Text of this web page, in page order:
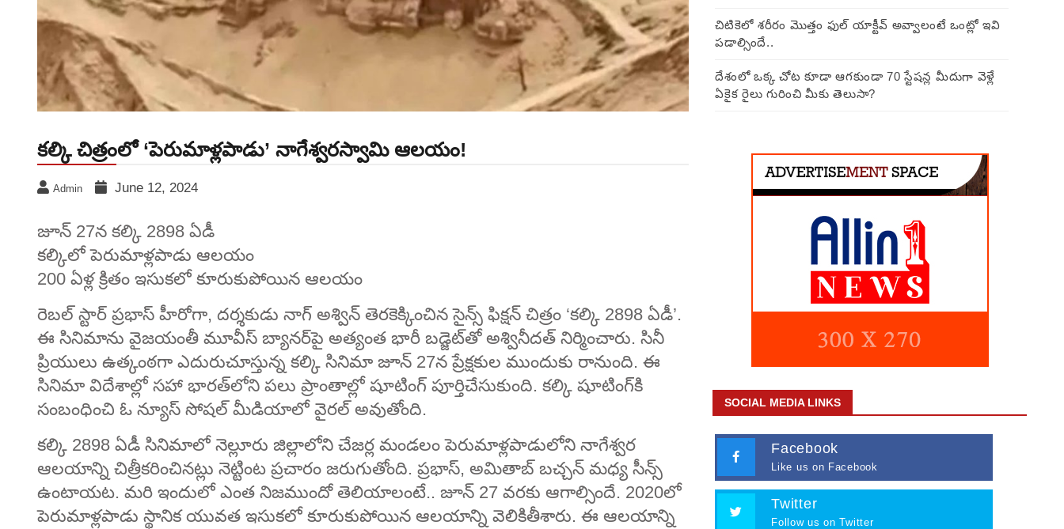
కల్కి చిత్రంలో ‘పెరుమాళ్లపాడు’ నాగేశ్వరస్వామి ఆలయం!
Admin June 12, 2024
జూన్‌ 27న కల్కి 2898 ఏడీ
కల్కిలో పెరుమాళ్లపాడు ఆలయం
200 ఏళ్ల క్రితం ఇసుకలో కూరుకుపోయిన ఆలయం
రెబల్ స్టార్ ప్రభాస్‌ హీరోగా, దర్శకుడు నాగ్‌ అశ్విన్‌ తెరకెక్కించిన సైన్స్‌ ఫిక్షన్‌ చిత్రం ‘కల్కి 2898 ఏడీ’.
ఈ సినిమాను వైజయంతీ మూవీస్‌ బ్యానర్‌పై అత్యంత భారీ బడ్జెట్‌తో అశ్వినీదత్‌ నిర్మించారు. సినీ
ప్రియులు ఉత్కంఠగా ఎదురుచూస్తున్న కల్కి సినిమా జూన్‌ 27న ప్రేక్షకుల ముందుకు రానుంది. ఈ
సినిమా విదేశాల్లో సహా భారత్‌లోని పలు ప్రాంతాల్లో షూటింగ్ పూర్తిచేసుకుంది. కల్కి షూటింగ్‌కి
సంబంధించి ఓ న్యూస్ సోషల్ మీడియాలో వైరల్ అవుతోంది.
కల్కి 2898 ఏడీ సినిమాలో నెల్లూరు జిల్లాలోని చేజర్ల మండలం పెరుమాళ్లపాడులోని నాగేశ్వర
ఆలయాన్ని చిత్రీకరించినట్లు నెట్టింట ప్రచారం జరుగుతోంది. ప్రభాస్‌, అమితాబ్‌ బచ్చన్‌ మధ్య సీన్స్
ఉంటాయట. మరి ఇందులో ఎంత నిజముందో తెలియాలంటే.. జూన్ 27 వరకు ఆగాల్సిందే. 2020లో
పెరుమాళ్లపాడు స్థానిక యువత ఇసుకలో కూరుకుపోయిన ఆలయాన్ని వెలికితీశారు. ఈ ఆలయాన్ని
చిటికెలో శరీరం మొత్తం ఫుల్ యాక్టీవ్ అవ్వాలంటే ఒంట్లో ఇవి
పడాల్సిందే..
దేశంలో ఒక్క చోట కూడా ఆగకుండా 70 స్టేషన్ల మీదుగా వెళ్లే
ఏకైక రైలు గురించి మీకు తెలుసా?
SOCIAL MEDIA LINKS
Facebook
Like us on Facebook
Twitter
Follow us on Twitter